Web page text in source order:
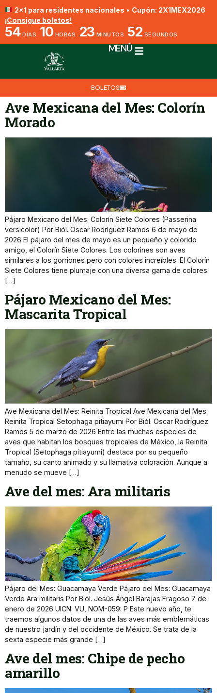
2x1 para residentes nacionales • Cupón: 2X1MEX2026
¡Consigue boletos!
54 DÍAS 10 HORAS 23 MINUTOS 51 SEGUNDOS
MENÚ
BOLETOS
Ave Mexicana del Mes: Colorín
Morado
Pájaro Mexicano del Mes: Colorín Siete Colores (Passerina
versicolor) Por Biól. Oscar Rodríguez Ramos 6 de mayo de
2026 El pájaro del mes de mayo es un pequeño y colorido
amigo, el Colorín Siete Colores. Los colorines son aves
similares a los gorriones pero con colores increíbles. El Colorín
Siete Colores tiene plumaje con una diversa gama de colores
[…]
Pájaro Mexicano del Mes:
Mascarita Tropical
Ave Mexicana del Mes: Reinita Tropical Ave Mexicana del Mes:
Reinita Tropical Setophaga pitiayumi Por Biól. Oscar Rodríguez
Ramos 5 de marzo de 2026 Entre las muchas especies de
aves que habitan los bosques tropicales de México, la Reinita
Tropical (Setophaga pitiayumi) destaca por su pequeño
tamaño, su canto animado y su llamativa coloración. Aunque a
menudo se mueve […]
Ave del mes: Ara militaris
Pájaro del Mes: Guacamaya Verde Pájaro del Mes: Guacamaya
Verde Ara militaris Por Biól. Jesús Ángel Barajas Fragoso 7 de
enero de 2026 UICN: VU, NOM-059: P Este nuevo año, te
traemos algunos datos de una de las aves más emblemáticas
de nuestro jardín y del occidente de México. Se trata de la
sexta especie más grande […]
Ave del mes: Chipe de pecho
amarillo